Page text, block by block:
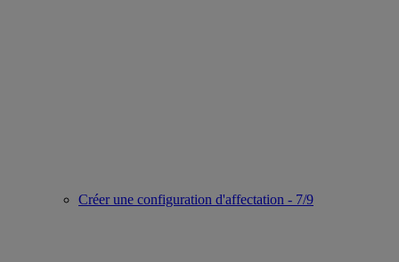
Créer une configuration d'affectation - 7/9